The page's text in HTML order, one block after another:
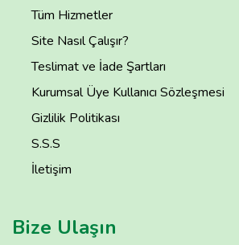
Tüm Hizmetler
Site Nasıl Çalışır?
Teslimat ve İade Şartları
Kurumsal Üye Kullanıcı Sözleşmesi
Gizlilik Politikası
S.S.S
İletişim
Bize Ulaşın